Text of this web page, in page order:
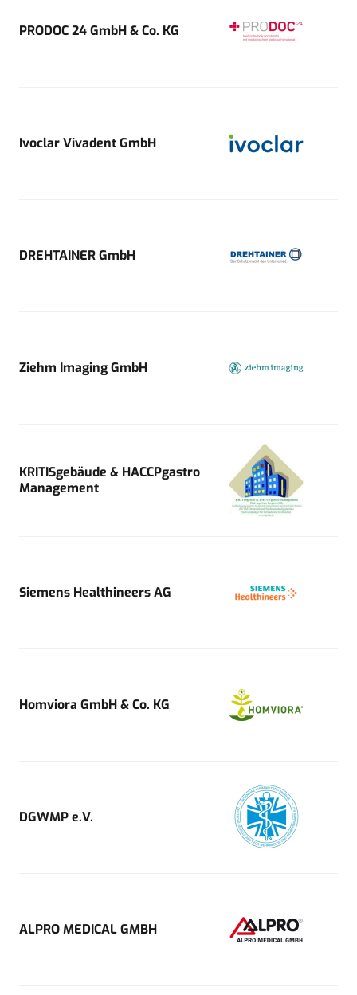
PRODOC 24 GmbH & Co. KG
Ivoclar Vivadent GmbH
DREHTAINER GmbH
Ziehm Imaging GmbH
KRITISgebäude & HACCPgastro
Management
Siemens Healthineers AG
Homviora GmbH & Co. KG
DGWMP e.V.
ALPRO MEDICAL GMBH